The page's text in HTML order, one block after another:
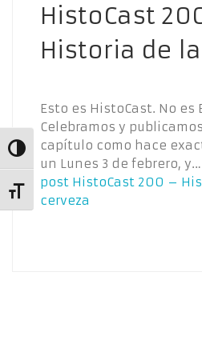
Alternar alto contraste
Alternar tamaño de letra
HistoCast
Historia de
Esto es HistoCast. No es
Celebramos y
capítulo como hace
un Lunes 3 de febrero, y…
post HistoCast 200 –
cerveza